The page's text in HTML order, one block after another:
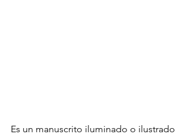
Es un manuscrito iluminado o ilustrado